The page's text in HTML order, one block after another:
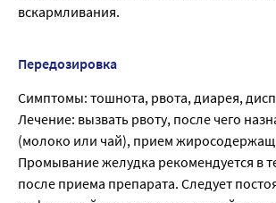
вскармливания.
Передозировка
Симптомы: тошнота, рвота, диарея,
Лечение: вызвать рвоту, после чего
(молоко или чай), прием
Промывание желудка рекомендуется в
после приема препарата. Следует